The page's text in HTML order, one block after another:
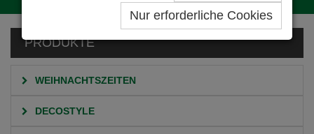
Nur erforderliche Cookies
PRODUKTE
WEIHNACHTSZEITEN
DECOSTYLE